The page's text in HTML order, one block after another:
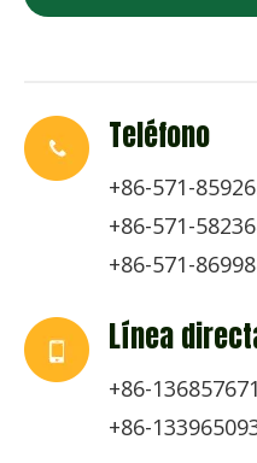
Teléfono
+86-571-
+86-571-
+86-571-
Línea
+86-
+86-